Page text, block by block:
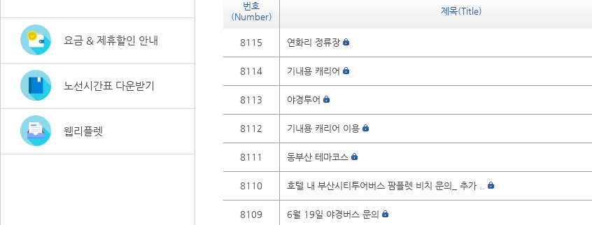
요금 & 제휴할인 안내
노선시간표 다운받기
웹리플렛
번호
(Number)
제목(Title)
8115 연화리 정류장
8114 기내용 캐리어
8113 야경투어
8112 기내용 캐리어 이용
8111 동부산 테마코스
8110 호텔 내 부산시티투어버스 팜플렛 비치 문의_ 추가 ..
8109 6월 19일 야경버스 문의